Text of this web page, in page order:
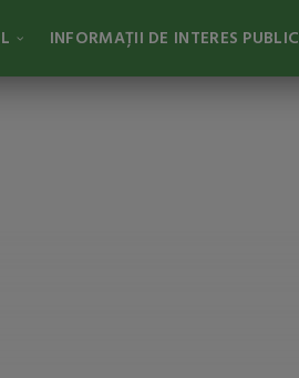
INFORMAȚII DE INTERES PUBLIC